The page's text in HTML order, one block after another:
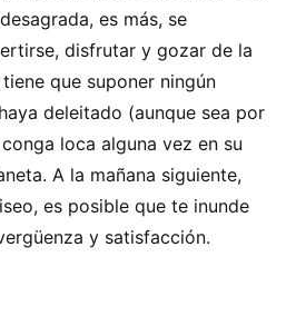
es más, se
disfrutar y gozar de la
que suponer ningún
deleitado (aunque sea por
loca alguna vez en su
A la mañana siguiente,
es posible que te inunde
y satisfacción.